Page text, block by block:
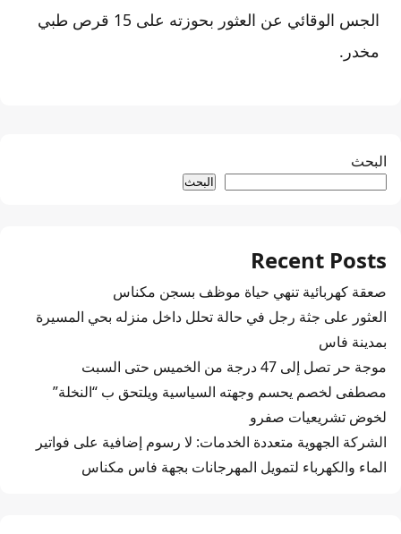
الجس الوقائي عن العثور بحوزته على 15 قرص طبي
مخدر.
البحث
البحث
Recent Posts
صعقة كهربائية تنهي حياة موظف بسجن مكناس
العثور على جثة رجل في حالة تحلل داخل منزله بحي المسيرة
بمدينة فاس
موجة حر تصل إلى 47 درجة من الخميس حتى السبت
مصطفى لخصم يحسم وجهته السياسية ويلتحق ب “النخلة”
لخوض تشريعيات صفرو
الشركة الجهوية متعددة الخدمات: لا رسوم إضافية على فواتير
الماء والكهرباء لتمويل المهرجانات بجهة فاس مكناس